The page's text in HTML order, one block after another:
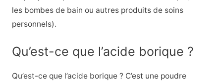
les bombes de bain ou autres produits de soins
personnels).
Qu’est-ce que l’acide borique ?
Qu’est-ce que l’acide borique ? C’est une poudre